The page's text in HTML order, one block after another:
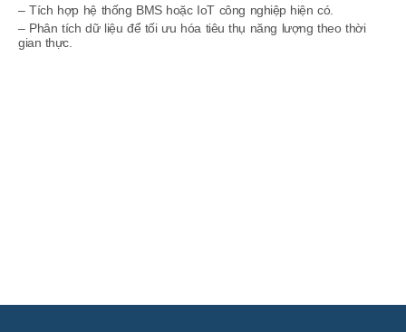
– Tích hợp hệ thống BMS hoặc IoT công nghiệp hiện có.
– Phân tích dữ liệu để tối ưu hóa tiêu thụ năng lượng theo thời
gian thực.